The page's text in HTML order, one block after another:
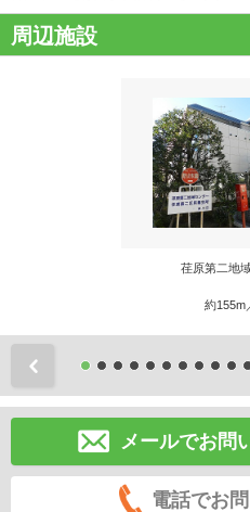
周辺施設
荏原第二地
約155m
メールでお問
電話でお